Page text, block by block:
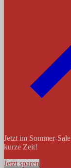
Jetzt im Sommer-Sale
kurze Zeit!
Jetzt sparen